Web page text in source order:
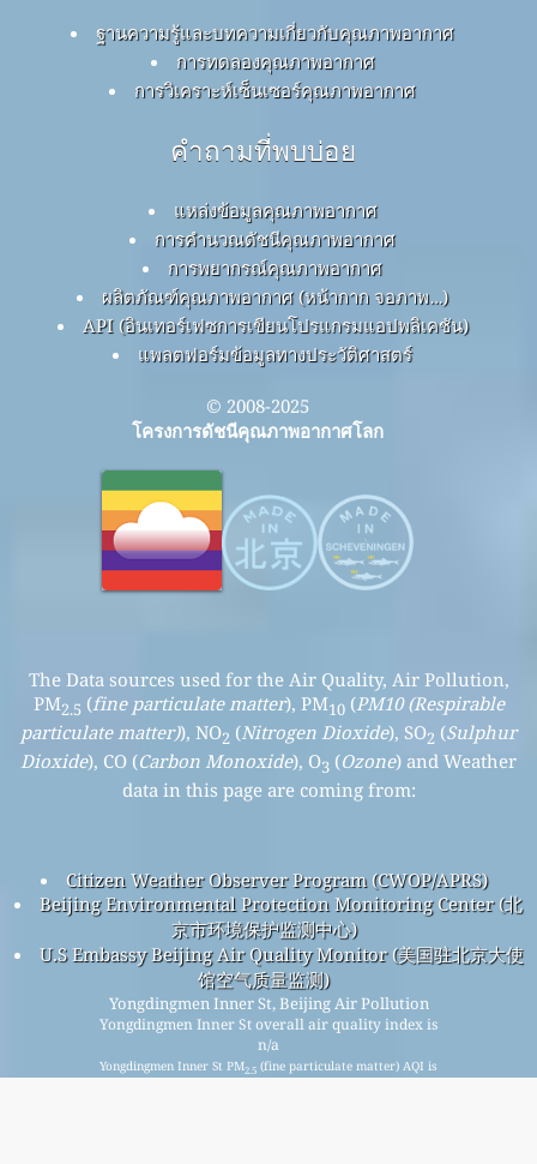
ฐานความรู้และบทความเกี่ยวกับคุณภาพอากาศ
การทดลองคุณภาพอากาศ
การวิเคราะห์เซ็นเซอร์คุณภาพอากาศ
คำถามที่พบบ่อย
แหล่งข้อมูลคุณภาพอากาศ
การคำนวณดัชนีคุณภาพอากาศ
การพยากรณ์คุณภาพอากาศ
ผลิตภัณฑ์คุณภาพอากาศ (หน้ากาก จอภาพ…)
API (อินเทอร์เฟซการเขียนโปรแกรมแอปพลิเคชัน)
แพลตฟอร์มข้อมูลทางประวัติศาสตร์
© 2008-2025
โครงการดัชนีคุณภาพอากาศโลก
The Data sources used for the Air Quality, Air Pollution,
PM2.5 (fine particulate matter), PM10(PM10 (Respirable
particulate matter)), NO2 (Nitrogen Dioxide), SO2 (Sulphur
Dioxide), CO (Carbon Monoxide), O3 (Ozone) and Weather
data in this page are coming from:
Citizen Weather Observer Program (CWOP/APRS)
Beijing Environmental Protection Monitoring Center (北
京市环境保护监测中心)
U.S Embassy Beijing Air Quality Monitor (美国驻北京大使
馆空气质量监测)
Yongdingmen Inner St, Beijing Air Pollution
Yongdingmen Inner St overall air quality index is
n/a
Yongdingmen Inner St PM2.5(fine particulate matter) AQI is